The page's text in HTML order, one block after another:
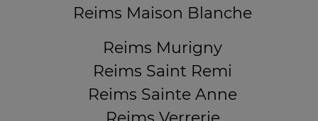
Reims Maison Blanche
Reims Murigny
Reims Saint Remi
Reims Sainte Anne